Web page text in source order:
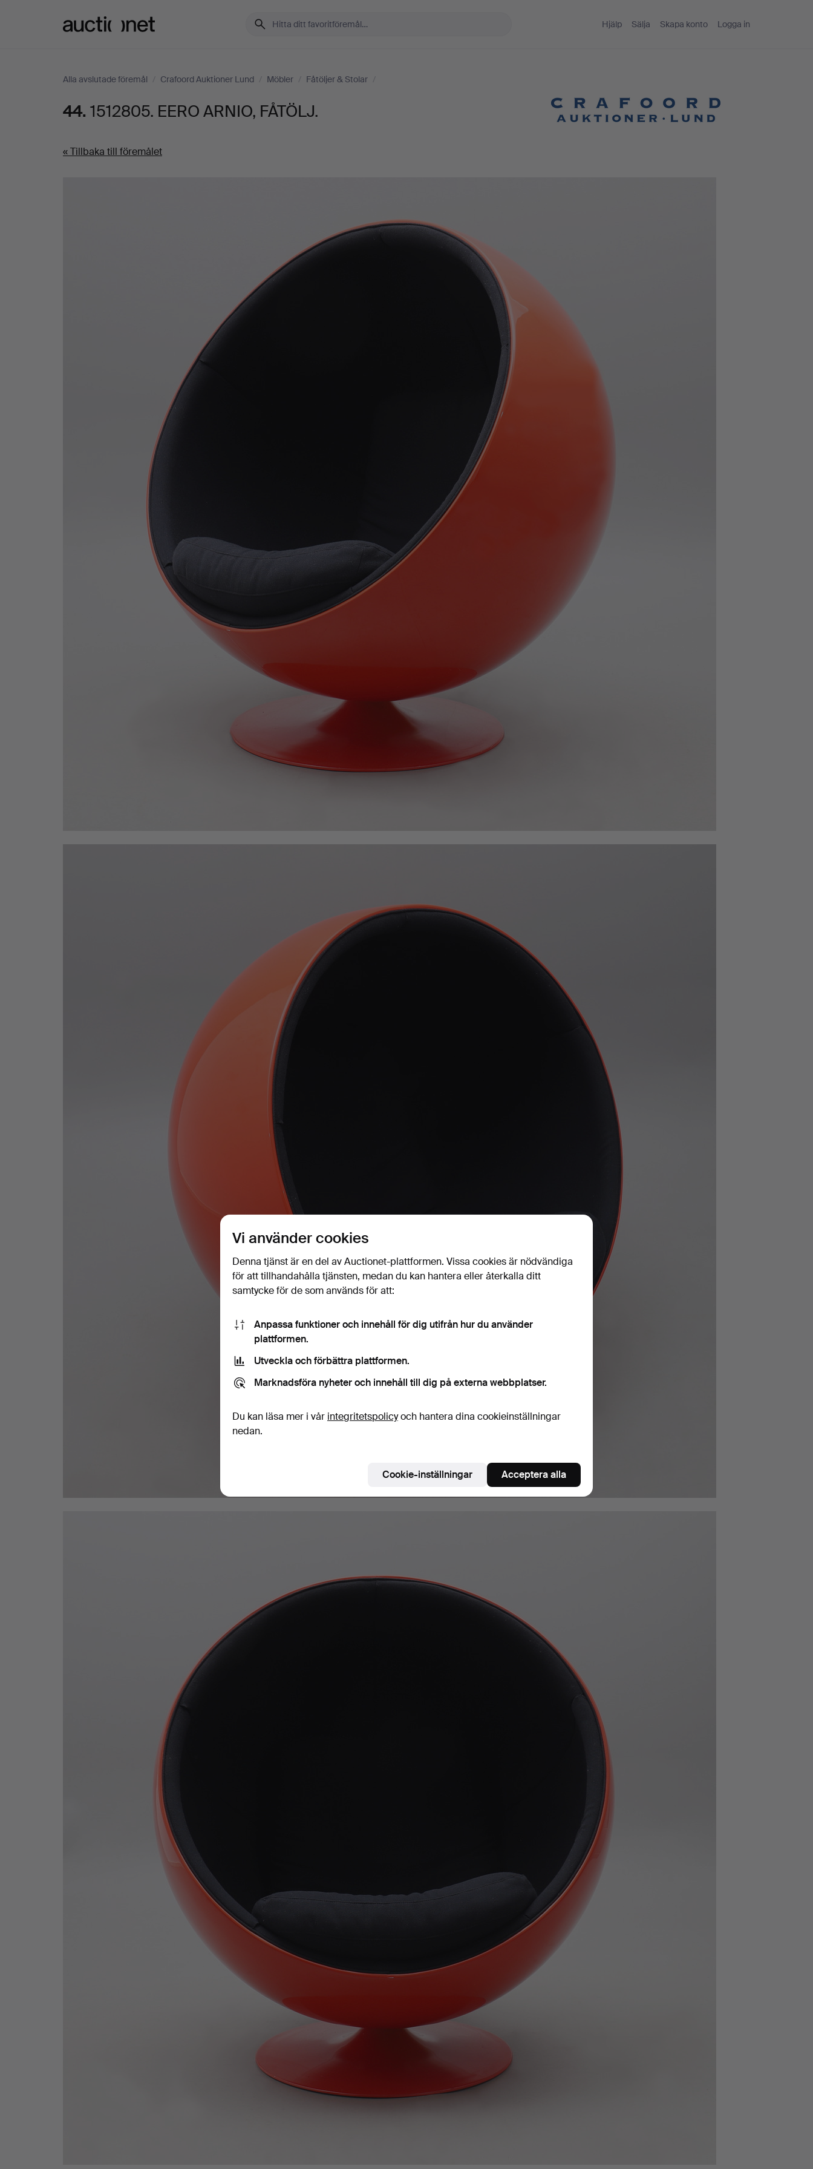
Hjälp Sälja Skapa konto Logga in
Alla avslutade föremål / Crafoord Auktioner Lund / Möbler / Fåtöljer & Stolar /
44. 1512805. EERO ARNIO, FÅTÖLJ.
« Tillbaka till föremålet
Vi använder cookies
Denna tjänst är en del av Auctionet-plattformen. Vissa cookies är nödvändiga
för att tillhandahålla tjänsten, medan du kan hantera eller återkalla ditt
samtycke för de som används för att:
Anpassa funktioner och innehåll för dig utifrån hur du använder
plattformen.
Utveckla och förbättra plattformen.
Marknadsföra nyheter och innehåll till dig på externa webbplatser.
Du kan läsa mer i vår integritetspolicyoch hantera dina cookieinställningar
nedan.
Cookie-inställningar Acceptera alla